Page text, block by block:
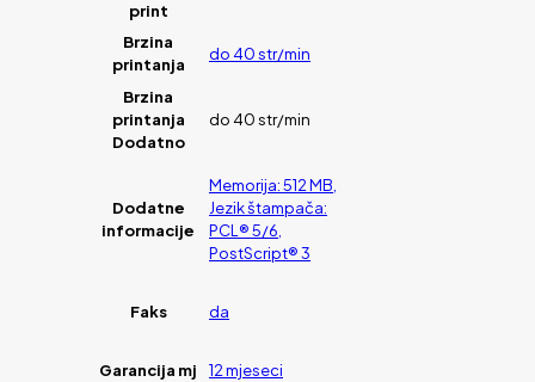
print
Brzina
printanja
do 40 str/min
Brzina
printanja
Dodatno
do 40 str/min
Dodatne
informacije
Memorija: 512 MB,
Jezik štampača:
PCL® 5/6,
PostScript® 3
Faks da
Garancija mj 12 mjeseci